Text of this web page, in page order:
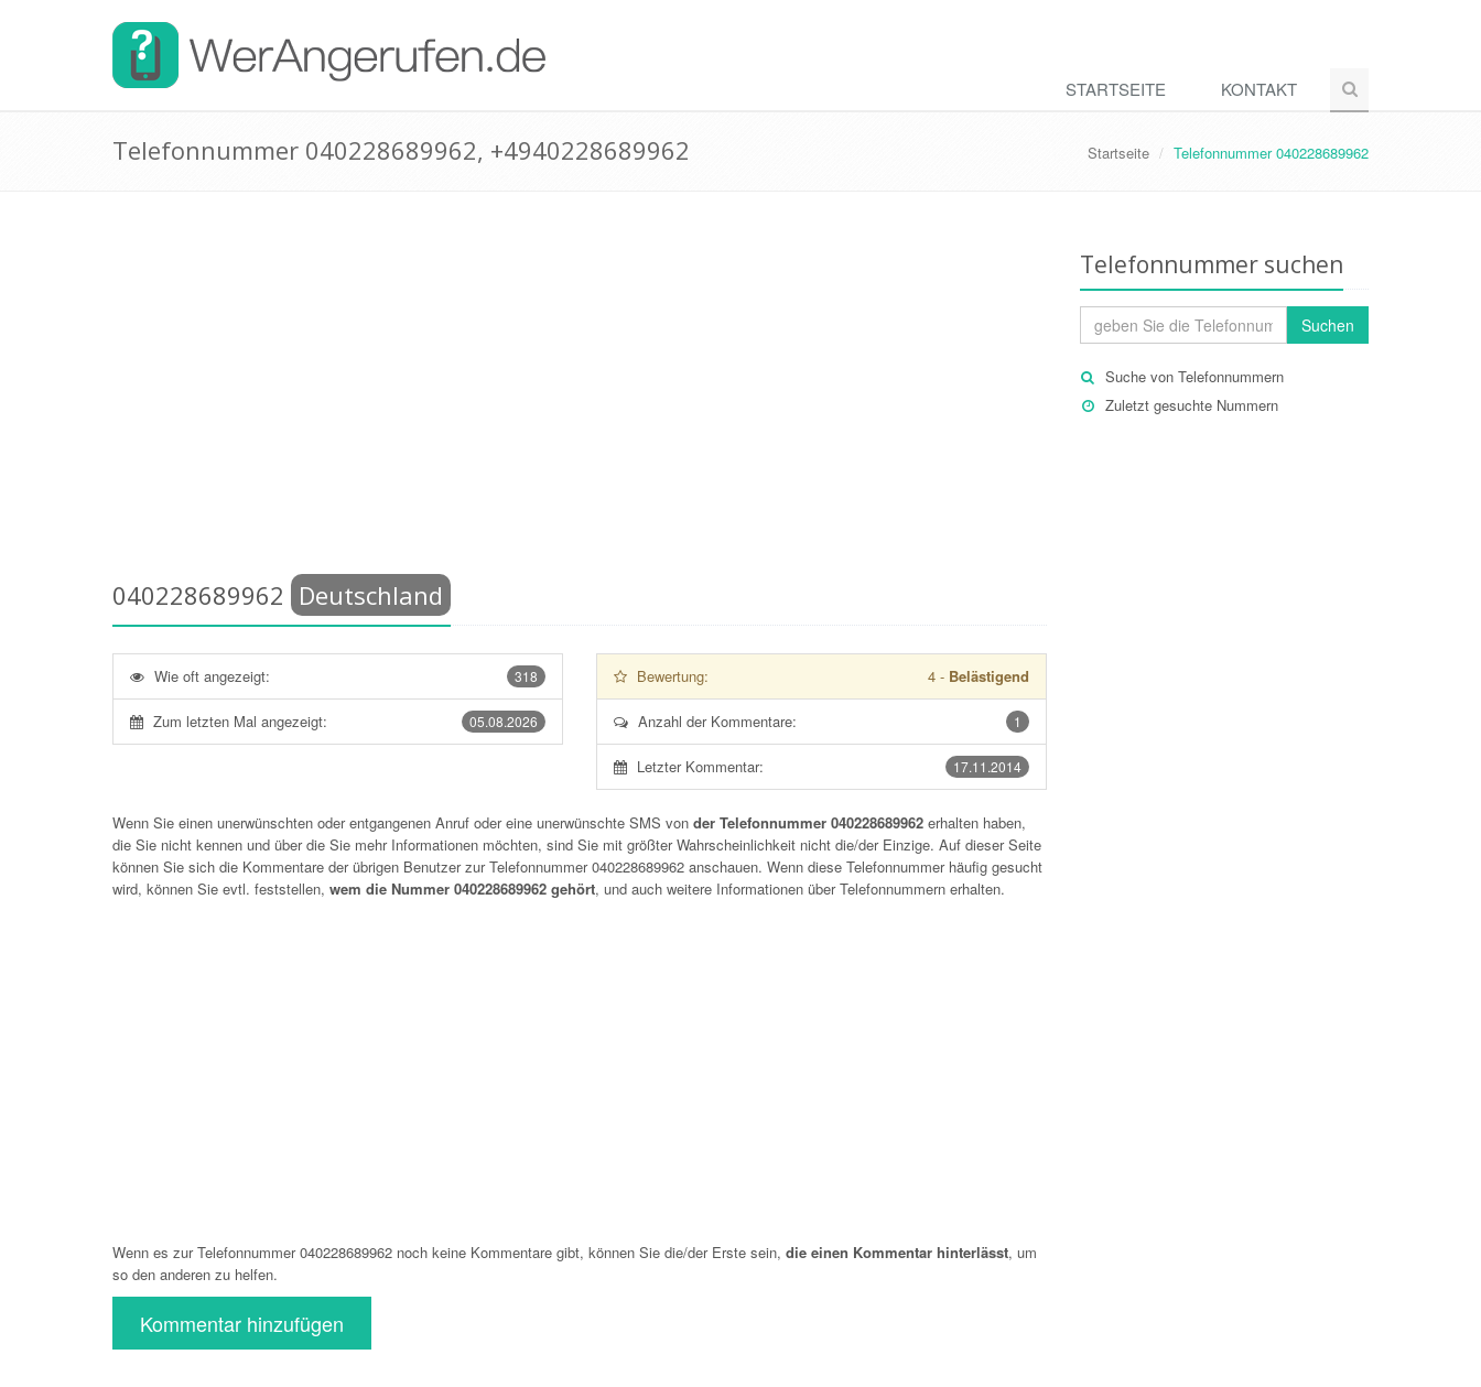
STARTSEITE KONTAKT
Telefonnummer 040228689962, +4940228689962 Startseite Telefonnummer 040228689962
040228689962 Deutschland
318
Wie oft angezeigt:
05.08.2026
Zum letzten Mal angezeigt:
Bewertung: 4- Belästigend
1
Anzahl der Kommentare:
17.11.2014
Letzter Kommentar:
Wenn Sie einen unerwünschten oder entgangenen Anruf oder eine unerwünschte SMS von der Telefonnummer 040228689962 erhalten haben,
die Sie nicht kennen und über die Sie mehr Informationen möchten, sind Sie mit größter Wahrscheinlichkeit nicht die/der Einzige. Auf dieser Seite
können Sie sich die Kommentare der übrigen Benutzer zur Telefonnummer040228689962 anschauen. Wenn diese Telefonnummer häufig gesucht
wird, können Sie evtl. feststellen, wem die Nummer 040228689962 gehört, und auch weitere Informationen über Telefonnummern erhalten.
Wenn es zur Telefonnummer 040228689962 noch keine Kommentare gibt, können Sie die/der Erste sein, die einen Kommentar hinterlässt, um
so den anderen zu helfen.
Kommentar hinzufügen
Telefonnummer suchen
Suchen
Suche von Telefonnummern
Zuletzt gesuchte Nummern